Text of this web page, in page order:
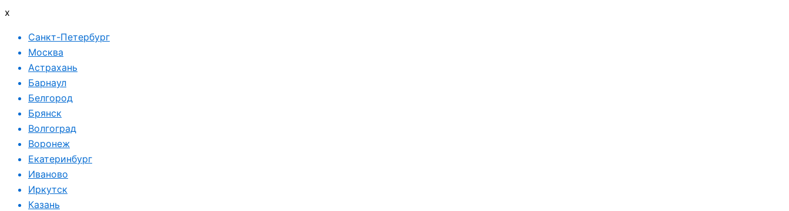
x
Санкт-Петербург
Москва
Астрахань
Барнаул
Белгород
Брянск
Волгоград
Воронеж
Екатеринбург
Иваново
Иркутск
Казань